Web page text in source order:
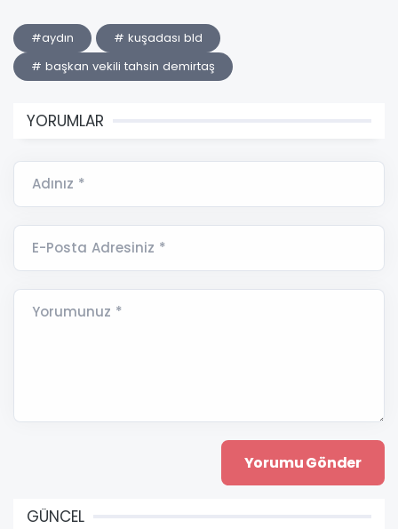
#aydın
# kuşadası bld
# başkan vekili tahsin demirtaş
YORUMLAR
Adınız *
E-Posta Adresiniz *
Yorumunuz *
GÜNCEL